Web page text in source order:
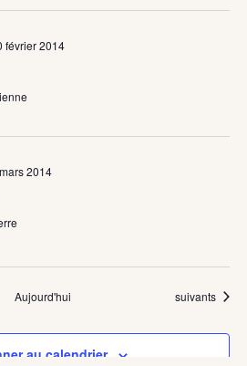
février 2014
2014
Aujourd'hui Évènements
suivants
au calendrier